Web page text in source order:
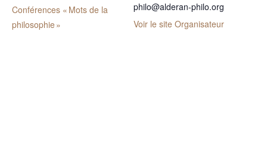
Conférences « Mots de la
philosophie »
philo@alderan-philo.org
Voir le site Organisateur